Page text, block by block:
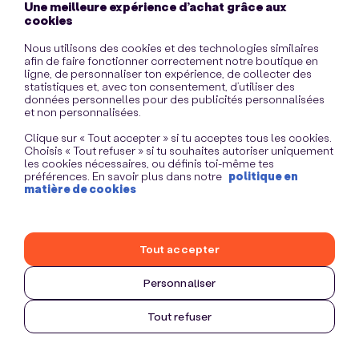
Une meilleure expérience d’achat grâce aux
cookies
Nous utilisons des cookies et des technologies similaires
afin de faire fonctionner correctement notre boutique en
ligne, de personnaliser ton expérience, de collecter des
statistiques et, avec ton consentement, d’utiliser des
données personnelles pour des publicités personnalisées
et non personnalisées.
Clique sur « Tout accepter » si tu acceptes tous les cookies.
Choisis « Tout refuser » si tu souhaites autoriser uniquement
les cookies nécessaires, ou définis toi-même tes
préférences. En savoir plus dans notre politique en
matière de cookies
Personnaliser
Tout refuser
Tout accepter